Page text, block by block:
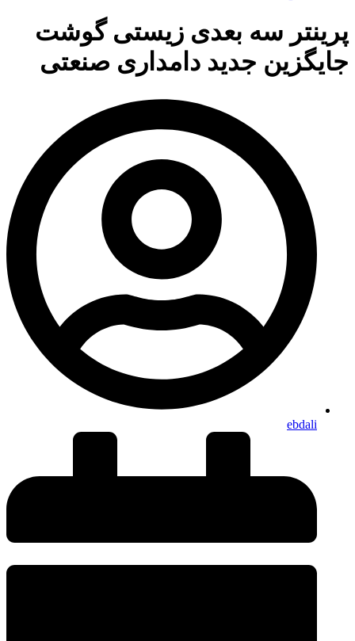
پرینتر سه بعدی زیستی گوشت
جایگزین جدید دامداری صنعتی
ebdali